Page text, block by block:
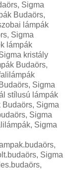
Sigma
Budaörs,
lámpák
Sigma
lámpák
kristály
Budaörs,
Sigma
stílusú lámpák
Sigma
Sigma
Sigma
Sigma